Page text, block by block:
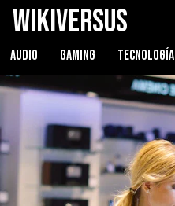
WikiVersus
AUDIO GAMING TECNOLOGÍA